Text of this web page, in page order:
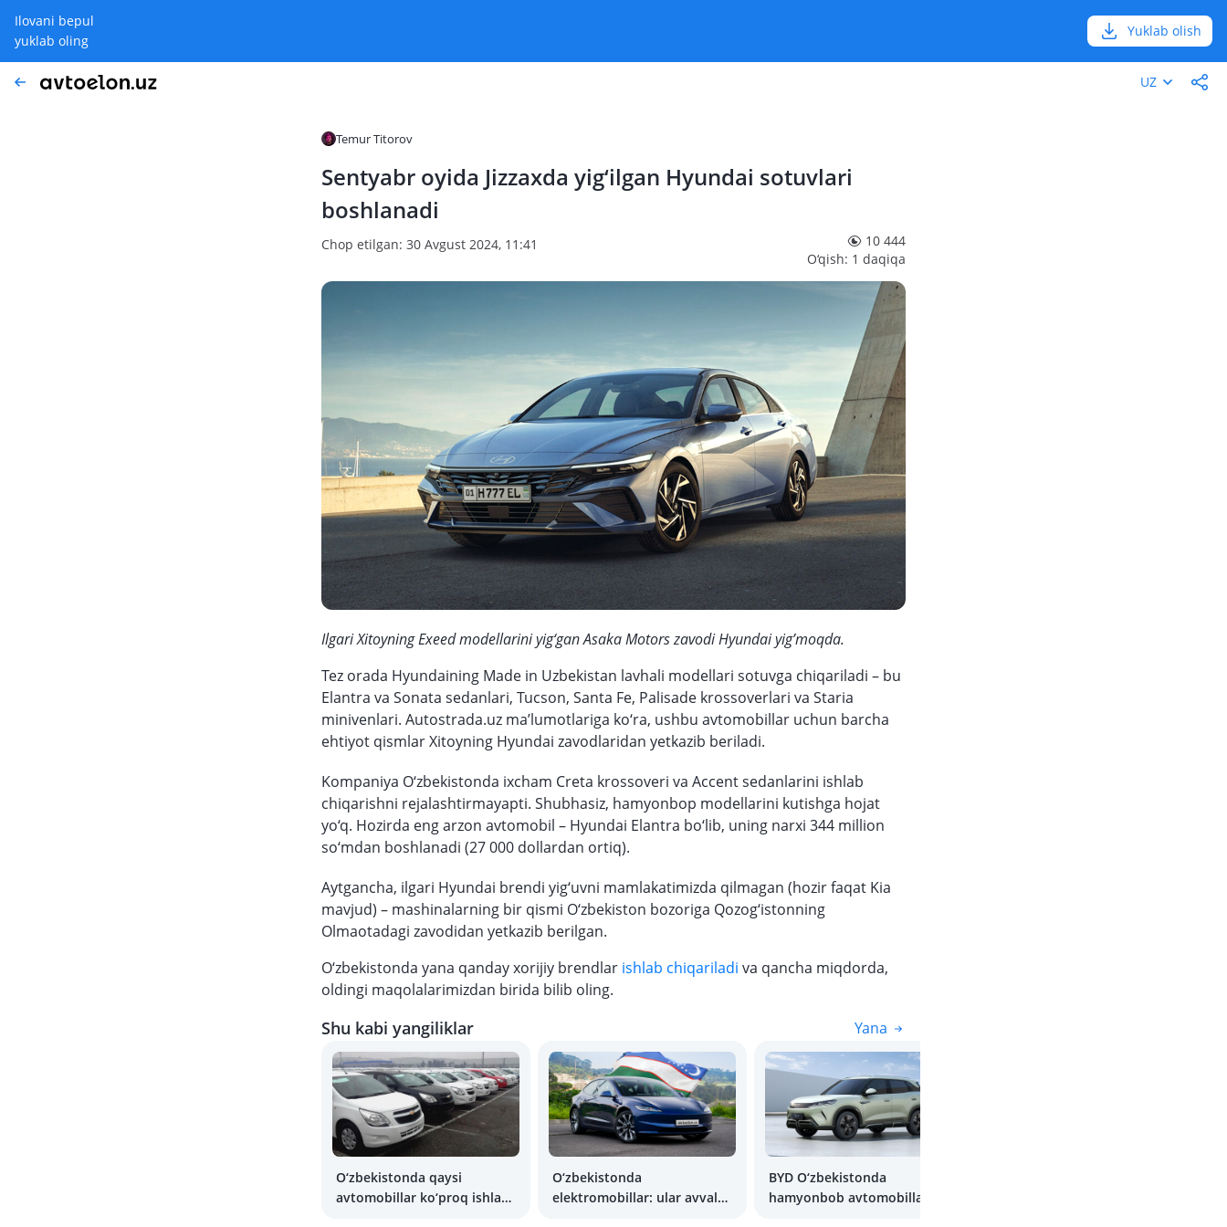
Ilovani bepul
yuklab oling
Yuklab olish
UZ
Temur Titorov
Sentyabr oyida Jizzaxda yig‘ilgan Hyundai sotuvlari
boshlanadi
Chop etilgan: 30 Avgust 2024, 11:41
10 444
O‘qish: 1 daqiqa
Ilgari Xitoyning Exeed modellarini yig‘gan Asaka Motors zavodi Hyundai yig’moqda.
Tez orada Hyundaining Made in Uzbekistan lavhali modellari sotuvga chiqariladi – bu
Elantra va Sonata sedanlari, Tucson, Santa Fe, Palisade krossoverlari va Staria
minivenlari. Autostrada.uz ma’lumotlariga ko‘ra, ushbu avtomobillar uchun barcha
ehtiyot qismlar Xitoyning Hyundai zavodlaridan yetkazib beriladi.
Kompaniya O‘zbekistonda ixcham Creta krossoveri va Accent sedanlarini ishlab
chiqarishni rejalashtirmayapti. Shubhasiz, hamyonbop modellarini kutishga hojat
yo‘q. Hozirda eng arzon avtomobil – Hyundai Elantra bo‘lib, uning narxi 344 million
so‘mdan boshlanadi (27 000 dollardan ortiq).
Aytgancha, ilgari Hyundai brendi yig‘uvni mamlakatimizda qilmagan (hozir faqat Kia
mavjud) – mashinalarning bir qismi O‘zbekiston bozoriga Qozog‘istonning
Olmaotadagi zavodidan yetkazib berilgan.
O‘zbekistonda yana qanday xorijiy brendlar ishlab chiqariladi va qancha miqdorda,
oldingi maqolalarimizdan birida bilib oling.
Shu kabi yangiliklar Yana
O‘zbekistonda qaysi
avtomobillar ko‘proq ishlab
O‘zbekistonda
elektromobillar: ular avval
BYD O‘zbekistonda
hamyonbob avtomobillar